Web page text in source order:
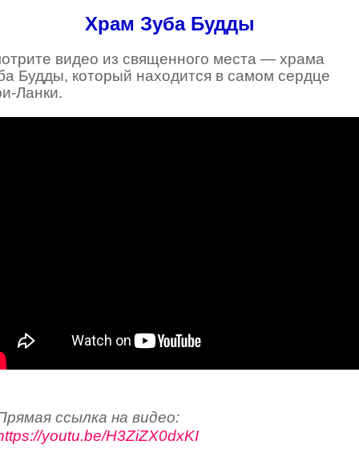
Храм Зуба Будды
видео из священного места — храма
Будды, который находится в самом сердце
Ланки.
ссылка на видео:
youtu.be/H3ZiZX0dxKI